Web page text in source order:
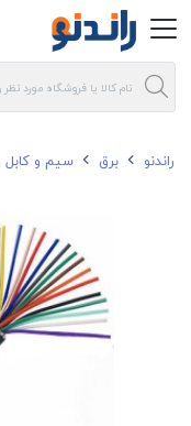
راندنو برق سیم و کابل